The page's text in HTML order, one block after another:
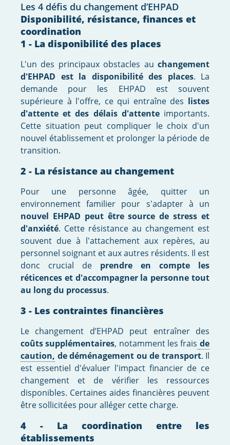
Les 4 défis du changement d’EHPAD
Disponibilité, résistance, finances et
coordination
1 - La disponibilité des places
L'un des principaux obstacles au changement
d'EHPAD est la disponibilité des places. La
demande pour les EHPAD est souvent
supérieure à l'offre, ce qui entraîne des listes
d'attente et des délais d'attenteimportants.
Cette situation peut compliquer le choix d'un
nouvel établissement et prolonger la période de
transition.
2 - La résistance au changement
Pour une personne âgée, quitter un
environnement familier pour s'adapter à un
nouvel EHPAD peut être source de stress et
d'anxiété. Cette résistance au changement est
souvent due à l'attachement aux repères, au
personnel soignant et aux autres résidents. Il est
donc crucial de prendre en compte les
réticences et d'accompagner la personne tout
au long du processus.
3 - Les contraintes financières
Le changement d’EHPAD peut entraîner des
coûts supplémentaires, notamment les frais de
caution, de déménagement ou de transport. Il
est essentiel d'évaluer l'impact financier de ce
changement et de vérifier les ressources
disponibles. Certaines aides financières peuvent
être sollicitées pour alléger cette charge.
4 - La coordination entre les
établissements